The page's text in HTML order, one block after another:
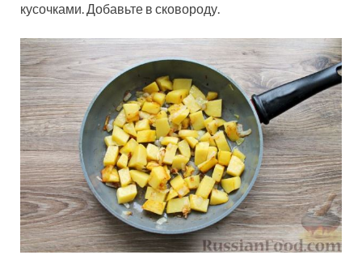
кусочками. Добавьте в сковороду.